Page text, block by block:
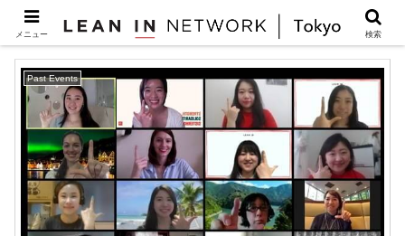
海外で働く女性
Past Events
メニュー 検索